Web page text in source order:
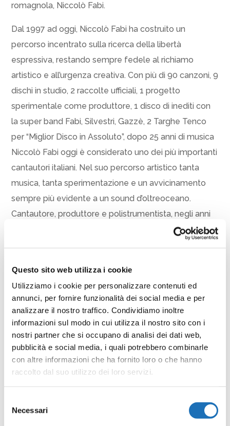
Questo sito web utilizza i cookie
Utilizziamo i cookie per personalizzare contenuti ed
annunci, per fornire funzionalità dei social media e per
analizzare il nostro traffico. Condividiamo inoltre
informazioni sul modo in cui utilizza il nostro sito con i
nostri partner che si occupano di analisi dei dati web,
pubblicità e social media, i quali potrebbero combinarle
con altre informazioni che ha fornito loro o che hanno
raccolto dal suo utilizzo dei loro servizi.
delNecessari
romagnola, Niccolò Fabi.
Dal 1997 ad oggi, Niccolò Fabi ha costruito un
percorso incentrato sulla ricerca della libertà
espressiva, restando sempre fedele al richiamo
artistico e all’urgenza creativa. Con più di 90 canzoni, 9
dischi in studio, 2 raccolte ufficiali, 1 progetto
sperimentale come produttore, 1 disco di inediti con
la super band Fabi, Silvestri, Gazzè, 2 Targhe Tenco
per “Miglior Disco in Assoluto”, dopo 25 anni di musica
Niccolò Fabi oggi è considerato uno dei più importanti
cantautori italiani. Nel suo percorso artistico tanta
musica, tanta sperimentazione e un avvicinamento
sempre più evidente a un sound d’oltreoceano.
Cantautore, produttore e polistrumentista, negli anni
ha continuato a lavorare sul rapporto tra parole e
(dopo una lunga docenza presso la scuola Officina
delle arti Pierpaolo Pasolini, è appena diventato
Responsabile della Sezione Canzone della stessa).
La prevendita dei biglietti è su ticketone.it . I posti
sono in esaurimento.
Il concerto fa parte di Ribalta Marea, rassegna di
eventi culturali promossa dal comune di Cesenatico
Sistemifotovoltaici.com